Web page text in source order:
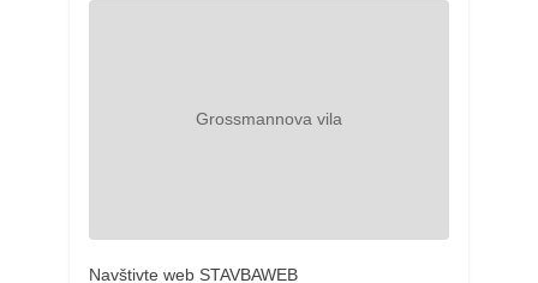
Navštivte web STAVBAWEB